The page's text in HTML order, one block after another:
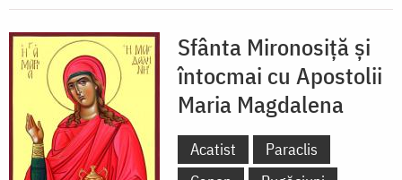
Sfânta Mironosiță și
întocmai cu Apostolii
Maria Magdalena
Acatist
Paraclis